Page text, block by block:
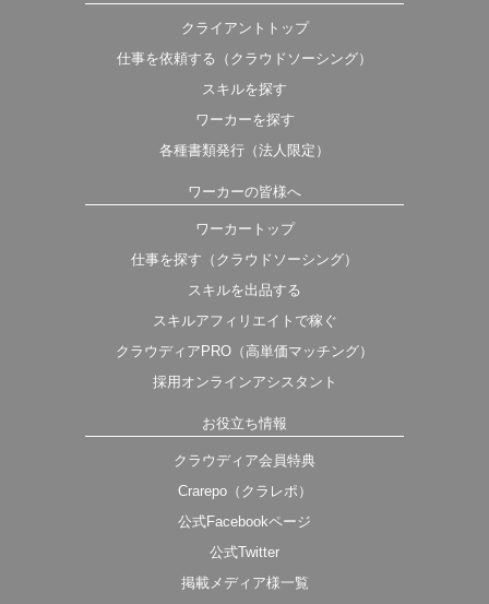
クライアントトップ
仕事を依頼する（クラウドソーシング）
スキルを探す
ワーカーを探す
各種書類発行（法人限定）
ワーカーの皆様へ
ワーカートップ
仕事を探す（クラウドソーシング）
スキルを出品する
スキルアフィリエイトで稼ぐ
クラウディアPRO（高単価マッチング）
採用オンラインアシスタント
お役立ち情報
クラウディア会員特典
Crarepo（クラレポ）
公式Facebookページ
公式Twitter
掲載メディア様一覧